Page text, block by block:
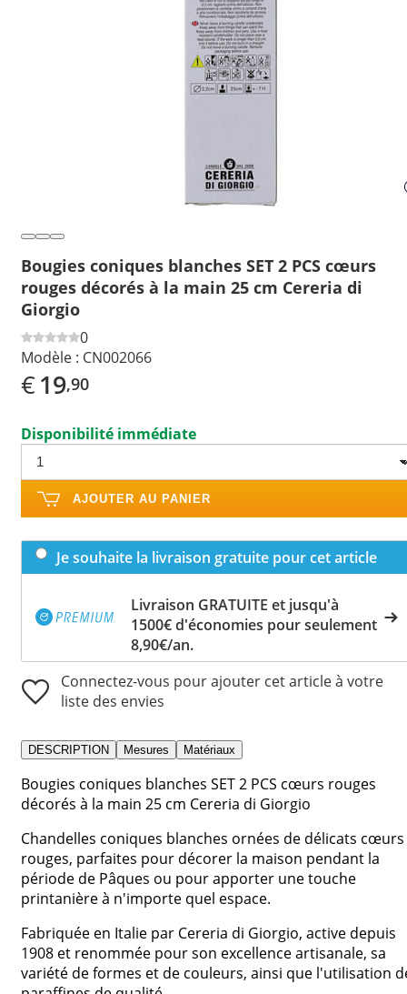
Bougies coniques blanches SET 2 PCS cœurs
rouges décorés à la main 25 cm Cereria di
Giorgio
0
Modèle : CN002066
€19,90
Disponibilité immédiate
AJOUTER AU PANIER
Je souhaite la livraison gratuite pour cet article
Livraison GRATUITE et jusqu'à
1500€ d'économies pour seulement
8,90€/an.
Connectez-vous pour ajouter cet article à votre
liste des envies
DESCRIPTION Mesures Matériaux
Bougies coniques blanches SET 2 PCS cœurs rouges
décorés à la main 25 cm Cereria di Giorgio
Chandelles coniques blanches ornées de délicats cœurs
rouges, parfaites pour décorer la maison pendant la
période de Pâques ou pour apporter une touche
printanière à n'importe quel espace.
Fabriquée en Italie par Cereria di Giorgio, active depuis
1908 et renommée pour son excellence artisanale, sa
variété de formes et de couleurs, ainsi que l'utilisation